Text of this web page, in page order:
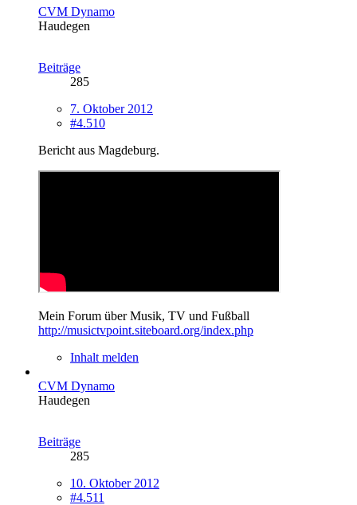
CVM Dynamo
Haudegen
Beiträge
285
7. Oktober 2012
#4.510
Bericht aus Magdeburg.
Mein Forum über Musik, TV und Fußball
http://musictvpoint.siteboard.org/index.php
Inhalt melden
CVM Dynamo
Haudegen
Beiträge
285
10. Oktober 2012
#4.511